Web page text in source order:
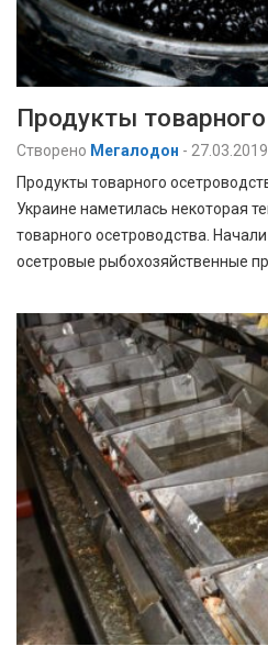
Продукты
Створено Мегалодон - 27.03.2019
Продукты товарного
Украине наметилась некоторая
товарного осетроводства.
осетровые рыбохозяйственные